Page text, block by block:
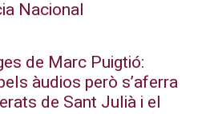
Nacional
de Marc Puigtió:
àudios però s’aferra
de Sant Julià i el